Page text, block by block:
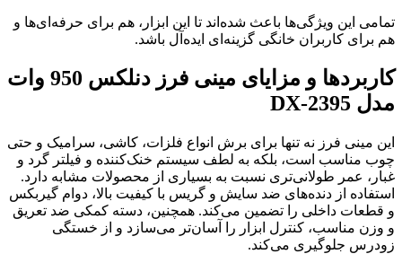
تمامی این ویژگی‌ها باعث شده‌اند تا این ابزار، هم برای حرفه‌ای‌ها و
هم برای کاربران خانگی گزینه‌ای ایده‌آل باشد.
کاربردها و مزایای مینی فرز دنلکس 950 وات
مدل DX-2395
این مینی فرز نه تنها برای برش انواع فلزات، کاشی، سرامیک و حتی
چوب مناسب است، بلکه به لطف سیستم خنک‌کننده و فیلتر گرد و
غبار، عمر طولانی‌تری نسبت به بسیاری از محصولات مشابه دارد.
استفاده از دنده‌های ضد سایش و گریس با کیفیت بالا، دوام گیربکس
و قطعات داخلی را تضمین می‌کند. همچنین، دسته کمکی ضد تعریق
و وزن مناسب، کنترل ابزار را آسان‌تر می‌سازد و از خستگی
زودرس جلوگیری می‌کند.